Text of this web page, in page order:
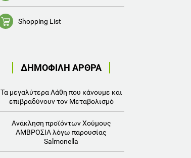
ΔΗΜΟΦΙΛΗ ΑΡΘΡΑ
Τα μεγαλύτερα Λάθη που κάνουμε και
επιβραδύνουν τον Μεταβολισμό
Ανάκληση προϊόντων Χούμους
ΑΜΒΡΟΣΙΑ λόγω παρουσίας
Salmonella
Shopping List